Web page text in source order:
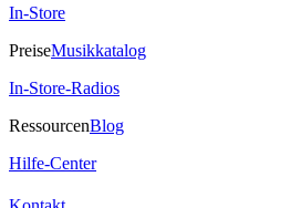
In-Store
PreiseMusikkatalog
In-Store-Radios
RessourcenBlog
Hilfe-Center